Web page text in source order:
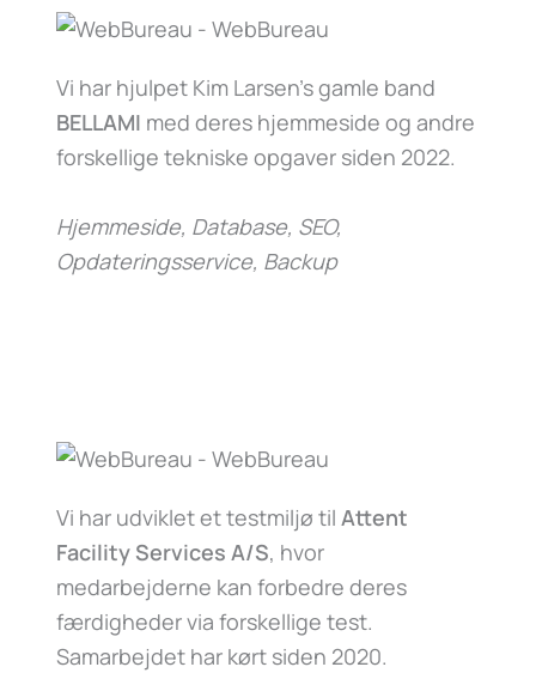
Vi har hjulpet Kim Larsen’s gamle band
BELLAMI med deres hjemmeside og andre
forskellige tekniske opgaver siden 2022.
Hjemmeside, Database, SEO,
Opdateringsservice, Backup
Vi har udviklet et testmiljø til Attent
Facility Services A/S, hvor
medarbejderne kan forbedre deres
færdigheder via forskellige test.
Samarbejdet har kørt siden 2020.